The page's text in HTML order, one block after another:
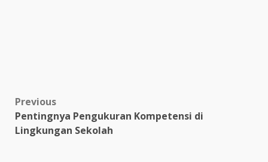
Post
navigation
Previous
Pentingnya Pengukuran Kompetensi di
Lingkungan Sekolah